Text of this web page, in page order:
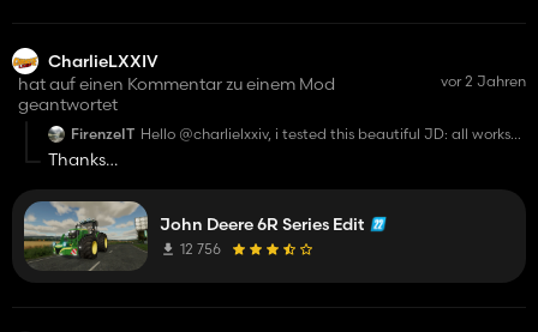
CharlieLXXIV
hat auf einen Kommentar zu einem Mod
geantwortet
vor 2 Jahren
FirenzeIT Hello @charlielxxiv, i tested this beautiful JD: all works
With this 3 extra mods, this tractor it's better and more
useful :-)
Thanks
At some point there will be an update real gps is a no brainer
but dashboard live what are you think off, ic control i have
never done but what control do you think about doors and
windows i a huge task and a havent done that before, but i
John Deere 6R Series Edit
12 756